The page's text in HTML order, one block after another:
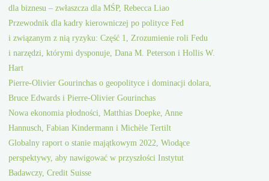
dla biznesu – zwłaszcza dla MŚP, Rebecca Liao
Przewodnik dla kadry kierowniczej po polityce Fed
i związanym z nią ryzyku: Część 1, Zrozumienie roli Fedu
i narzędzi, którymi dysponuje, Dana M. Peterson i Hollis W.
Hart
Pierre-Olivier Gourinchas o geopolityce i dominacji dolara,
Bruce Edwards i Pierre-Olivier Gourinchas
Nowa ekonomia płodności, Matthias Doepke, Anne
Hannusch, Fabian Kindermann i Michèle Tertilt
Globalny raport o stanie majątkowym 2022, Wiodące
perspektywy, aby nawigować w przyszłości Instytut
Badawczy, Credit Suisse